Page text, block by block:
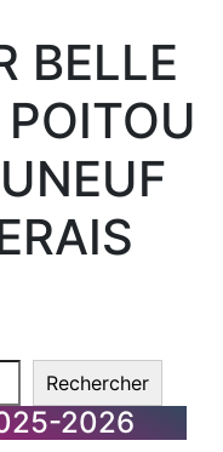
BELLE
Rechercher
2026